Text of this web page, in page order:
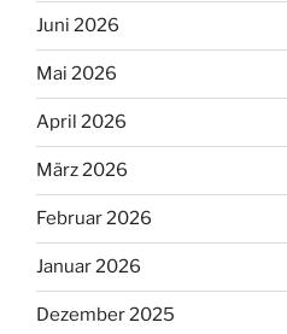
Juni 2026
Mai 2026
April 2026
März 2026
Februar 2026
Januar 2026
Dezember 2025